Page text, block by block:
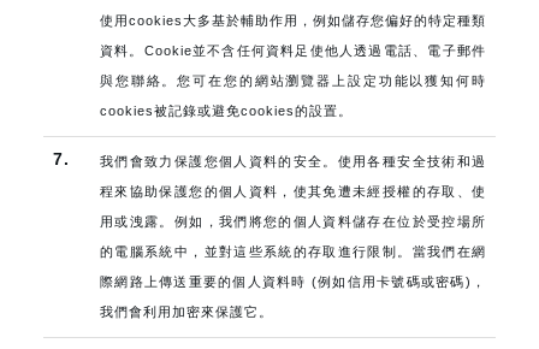
使用cookies大多基於輔助作用，例如儲存您偏好的特定種類
資料。Cookie並不含任何資料足使他人透過電話、電子郵件
與您聯絡。您可在您的網站瀏覽器上設定功能以獲知何時
cookies被記錄或避免cookies的設置。
7. 我們會致力保護您個人資料的安全。使用各種安全技術和過
程來協助保護您的個人資料，使其免遭未經授權的存取、使
用或洩露。例如，我們將您的個人資料儲存在位於受控場所
的電腦系統中，並對這些系統的存取進行限制。當我們在網
際網路上傳送重要的個人資料時 (例如信用卡號碼或密碼)，
我們會利用加密來保護它。